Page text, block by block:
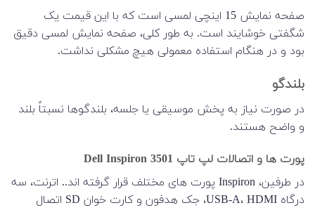
صفحه نمایش 15 اینچی لمسی است که با این قیمت یک
شگفتی خوشایند است. به طور کلی، صفحه نمایش لمسی دقیق
بود و در هنگام استفاده معمولی هیچ مشکلی نداشت.
بلندگو
در صورت نیاز به پخش موسیقی یا جلسه، بلندگوها نسبتاً بلند
و واضح هستند.
پورت ها و اتصالات لپ تاپ Dell Inspiron 3501
در طرفین، Inspiron پورت های مختلف قرار گرفته اند.. اترنت، سه
درگاه USB-A، HDMI، جک هدفون و کارت خوان SD اتصال